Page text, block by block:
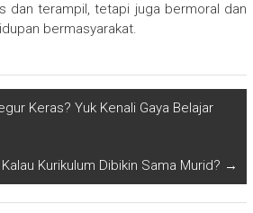
dan terampil, tetapi juga bermoral dan
bermasyarakat.
Keras? Yuk Kenali Gaya Belajar
Kurikulum Dibikin Sama Murid? →